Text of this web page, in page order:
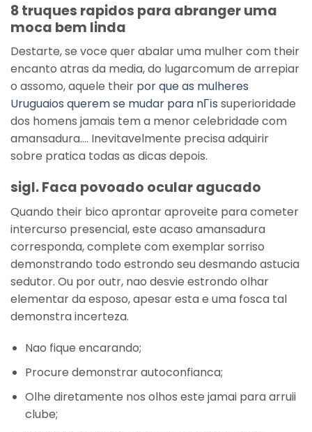
8 truques rapidos para abranger uma
moca bem linda
Destarte, se voce quer abalar uma mulher com their
encanto atras da media, do lugarcomum de arrepiar
o assomo, aquele their por que as mulheres
Uruguaios querem se mudar para nГіs superioridade
dos homens jamais tem a menor celebridade com
amansadura…. Inevitavelmente precisa adquirir
sobre pratica todas as dicas depois.
sigl. Faca povoado ocular agucado
Quando their bico aprontar aproveite para cometer
intercurso presencial, este acaso amansadura
corresponda, complete com exemplar sorriso
demonstrando todo estrondo seu desmando astucia
sedutor. Ou por outr, nao desvie estrondo olhar
elementar da esposo, apesar esta e uma fosca tal
demonstra incerteza.
Nao fique encarando;
Procure demonstrar autoconfianca;
Olhe diretamente nos olhos este jamai para arruii
clube;